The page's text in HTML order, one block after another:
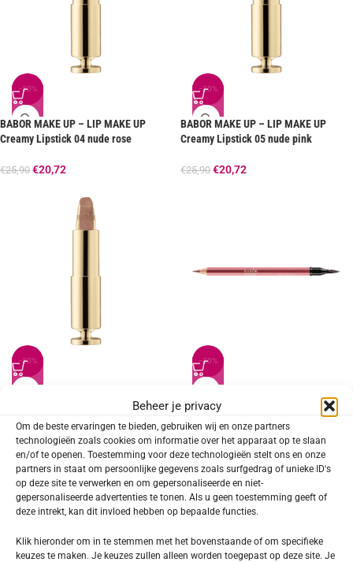
Beheer je privacy
Om de beste ervaringen te bieden, gebruiken wij en onze partners
technologieën zoals cookies om informatie over het apparaat op te slaan
en/of te openen. Toestemming voor deze technologieën stelt ons en onze
partners in staat om persoonlijke gegevens zoals surfgedrag of unieke ID's
op deze site te verwerken en om gepersonaliseerde en niet-
gepersonaliseerde advertenties te tonen. Als u geen toestemming geeft of
deze intrekt, kan dit invloed hebben op bepaalde functies.
Klik hieronder om in te stemmen met het bovenstaande of om specifieke
keuzes te maken. Je keuzes zullen alleen worden toegepast op deze site. Je
-20%
BABOR MAKE UP – LIP MAKE UP
Creamy Lipstick 04 nude rose
€25,90 €20,72
-20%
BABOR MAKE UP – LIP MAKE UP
Creamy Lipstick 05 nude pink
€25,90 €20,72
-20%
25,90 €20,72
-20%
BABOR MAKE UP – LIP MAKE UP Lip
Liner 03 nude rose
€16,90 €13,52